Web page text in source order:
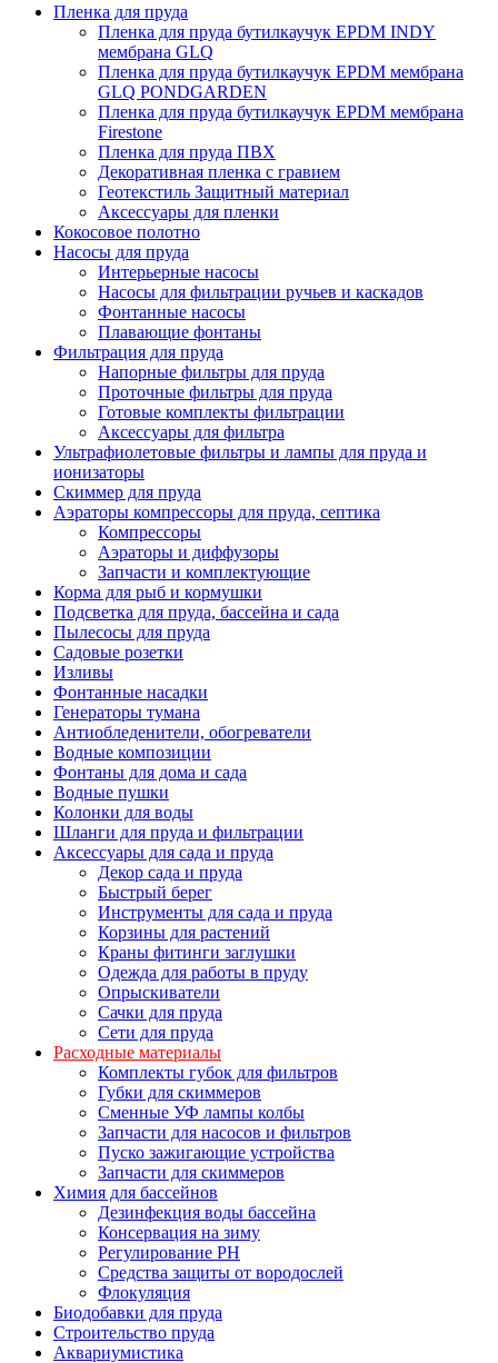
Пленка для пруда
Пленка для пруда бутилкаучук EPDM INDY
мембрана GLQ
Пленка для пруда бутилкаучук EPDM мембрана
GLQ PONDGARDEN
Пленка для пруда бутилкаучук EPDM мембрана
Firestone
Пленка для пруда ПВХ
Декоративная пленка с гравием
Геотекстиль Защитный материал
Аксессуары для пленки
Кокосовое полотно
Насосы для пруда
Интерьерные насосы
Насосы для фильтрации ручьев и каскадов
Фонтанные насосы
Плавающие фонтаны
Фильтрация для пруда
Напорные фильтры для пруда
Проточные фильтры для пруда
Готовые комплекты фильтрации
Аксессуары для фильтра
Ультрафиолетовые фильтры и лампы для пруда и
ионизаторы
Скиммер для пруда
Аэраторы компрессоры для пруда, септика
Компрессоры
Аэраторы и диффузоры
Запчасти и комплектующие
Корма для рыб и кормушки
Подсветка для пруда, бассейна и сада
Пылесосы для пруда
Садовые розетки
Изливы
Фонтанные насадки
Генераторы тумана
Антиобледенители, обогреватели
Водные композиции
Фонтаны для дома и сада
Водные пушки
Колонки для воды
Шланги для пруда и фильтрации
Аксессуары для сада и пруда
Декор сада и пруда
Быстрый берег
Инструменты для сада и пруда
Корзины для растений
Краны фитинги заглушки
Одежда для работы в пруду
Опрыскиватели
Сачки для пруда
Сети для пруда
Расходные материалы
Комплекты губок для фильтров
Губки для скиммеров
Сменные УФ лампы колбы
Запчасти для насосов и фильтров
Пуско зажигающие устройства
Запчасти для скиммеров
Химия для бассейнов
Дезинфекция воды бассейна
Консервация на зиму
Регулирование PH
Средства защиты от вородослей
Флокуляция
Биодобавки для пруда
Строительство пруда
Аквариумистика